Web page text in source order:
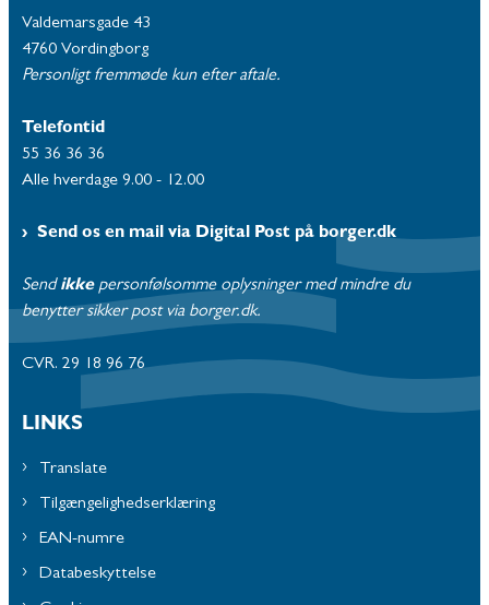
Valdemarsgade 43
4760 Vordingborg
Personligt fremmøde kun efter aftale.
Telefontid
55 36 36 36
Alle hverdage 9.00 - 12.00
Send os en mail via Digital Post på borger.dk
Send ikke personfølsomme oplysninger med mindre du
benytter sikker post via borger.dk.
CVR. 29 18 96 76
LINKS
Translate
Tilgængelighedserklæring
EAN-numre
Databeskyttelse